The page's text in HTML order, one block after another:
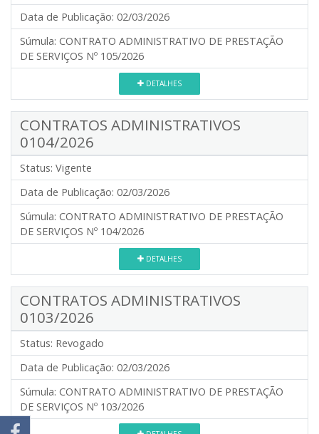
Data de Publicação: 02/03/2026
Súmula: CONTRATO ADMINISTRATIVO DE PRESTAÇÃO
DE SERVIÇOS Nº 105/2026
DETALHES
CONTRATOS ADMINISTRATIVOS
0104/2026
Status: Vigente
Data de Publicação: 02/03/2026
Súmula: CONTRATO ADMINISTRATIVO DE PRESTAÇÃO
DE SERVIÇOS Nº 104/2026
DETALHES
CONTRATOS ADMINISTRATIVOS
0103/2026
Status: Revogado
Data de Publicação: 02/03/2026
Súmula: CONTRATO ADMINISTRATIVO DE PRESTAÇÃO
DE SERVIÇOS Nº 103/2026